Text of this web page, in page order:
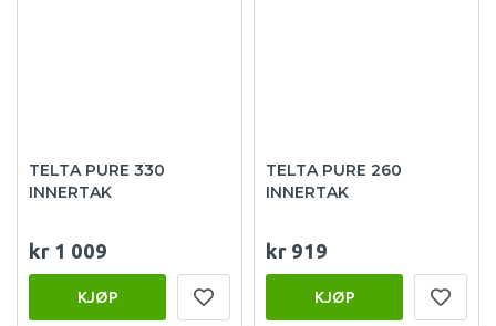
TELTA PURE 330
INNERTAK
kr 1 009
KJØP
TELTA PURE 260
INNERTAK
kr 919
KJØP